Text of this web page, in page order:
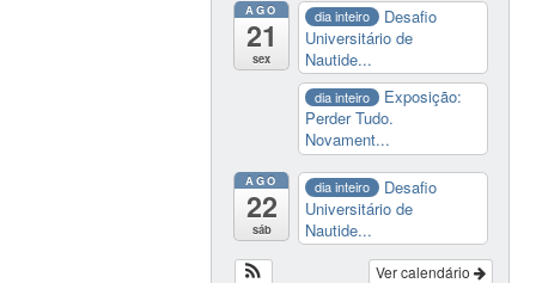
AGO
21
sex
dia inteiro
Desafio
Universitário de
Nautide...
dia inteiro
Exposição:
Perder Tudo.
Novament...
AGO
22
sáb
dia inteiro
Desafio
Universitário de
Nautide...
Ver calendário